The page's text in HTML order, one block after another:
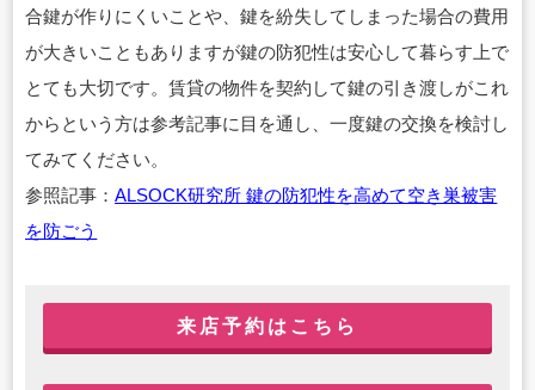
合鍵が作りにくいことや、鍵を紛失してしまった場合の費用
が大きいこともありますが鍵の防犯性は安心して暮らす上で
とても大切です。賃貸の物件を契約して鍵の引き渡しがこれ
からという方は参考記事に目を通し、一度鍵の交換を検討し
てみてください。
参照記事：ALSOCK研究所 鍵の防犯性を高めて空き巣被害
を防ごう
来店予約はこちら